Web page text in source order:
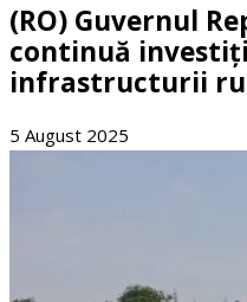
(RO) Guvernul
continuă
infrastructurii
5 August 2025